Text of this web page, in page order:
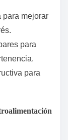
para mejorar
para
para